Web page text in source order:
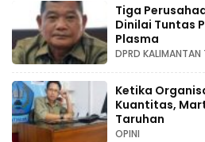
Tiga
Dinilai Tuntas
Plasma
DPRD KALIMANTAN
Ketika
Kuantitas,
Taruhan
OPINI